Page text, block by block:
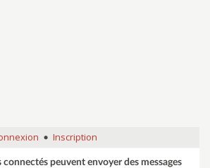
• Inscription
connectés peuvent envoyer des messages